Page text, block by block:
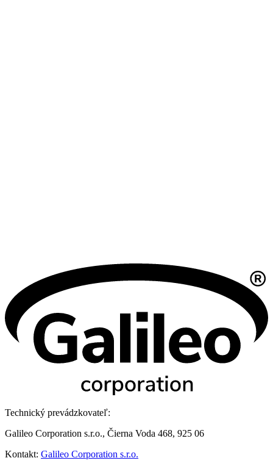
Technický prevádzkovateľ:
Galileo Corporation s.r.o., Čierna Voda 468, 925 06
Kontakt: Galileo Corporation s.r.o.